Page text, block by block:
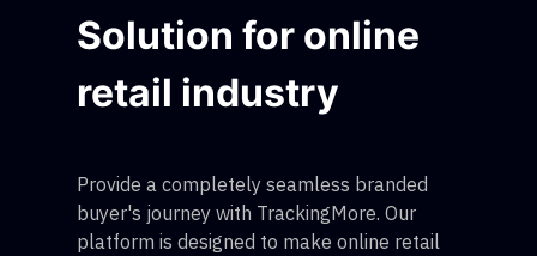
Solution for online
retail industry
Provide a completely seamless branded
buyer's journey with TrackingMore. Our
platform is designed to make online retail